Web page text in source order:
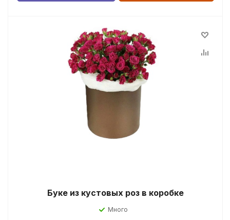
Буке из кустовых роз в коробке
Много